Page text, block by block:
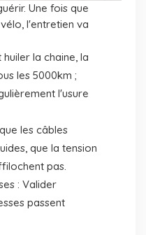
Une fois que
l'entretien va
la chaine, la
les 5000km ;
l'usure
les câbles
que la tension
pas.
: Valider
passent